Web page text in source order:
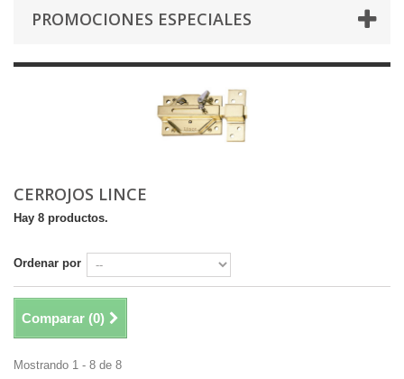
PROMOCIONES ESPECIALES
CERROJOS LINCE
Hay 8 productos.
Ordenar por
Comparar (0)
Mostrando 1 - 8 de 8